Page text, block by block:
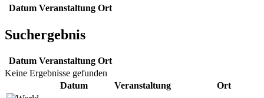
Datum Veranstaltung Ort
Suchergebnis
Datum Veranstaltung Ort
Keine Ergebnisse gefunden
Datum
Veranstaltung Ort